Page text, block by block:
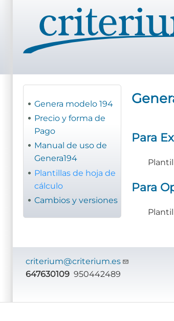
contenido
principal
Genera modelo 194
Precio y forma de
Pago
Manual de uso de
Genera194
Plantillas de hoja de
cálculo
Cambios y versiones
Para
Para
criterium@criterium.es
647630109 950442489